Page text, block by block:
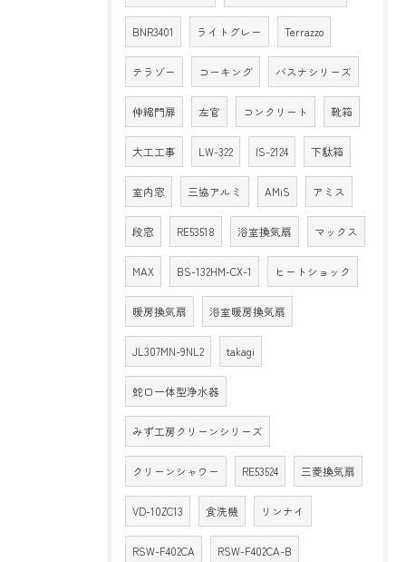
BNR3401 ライトグレー Terrazzo
テラゾー コーキング バスナシリーズ
伸縮門扉 左官 コンクリート 靴箱
大工工事 LW-322 IS-2124 下駄箱
室内窓 三協アルミ AMiS アミス
段窓 RE53518 浴室換気扇 マックス
MAX BS-132HM-CX-1 ヒートショック
暖房換気扇 浴室暖房換気扇
JL307MN-9NL2 takagi
蛇口一体型浄水器
みず工房クリーンシリーズ
クリーンシャワー RE53524 三菱換気扇
VD-10ZC13 食洗機 リンナイ
RSW-F402CA RSW-F402CA-B